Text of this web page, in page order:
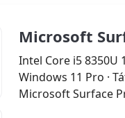
Microsoft
Intel Core i5 8350U
Windows 11 Pro ·
Microsoft Surface